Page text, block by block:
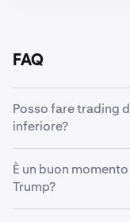
FAQ
Posso fare trading
inferiore?
acquistare
disponibile a un
È un buon
Trump?